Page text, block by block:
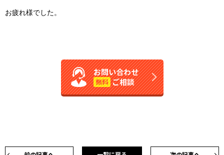
お疲れ様でした。
お問い合わせ
無料 ご相談